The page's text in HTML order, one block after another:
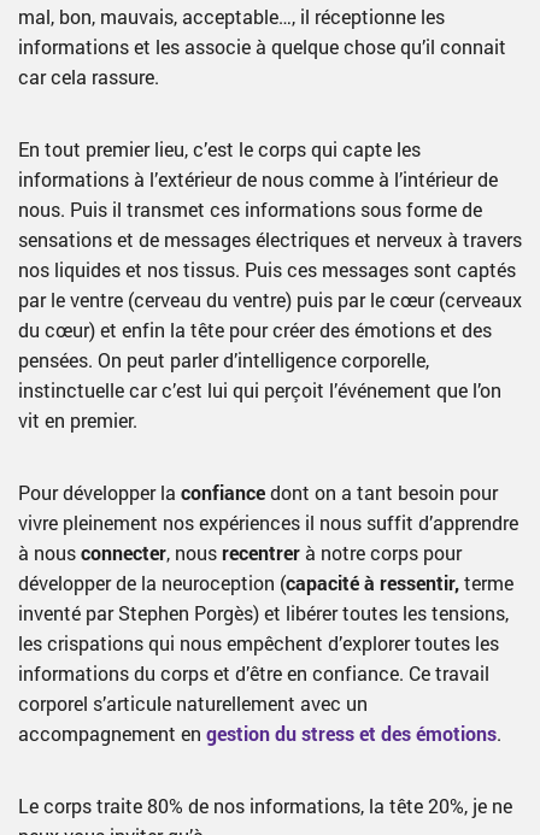
mal, bon, mauvais, acceptable…, il réceptionne les
informations et les associe à quelque chose qu’il connait
car cela rassure.
En tout premier lieu, c’est le corps qui capte les
informations à l’extérieur de nous comme à l’intérieur de
nous. Puis il transmet ces informations sous forme de
sensations et de messages électriques et nerveux à travers
nos liquides et nos tissus. Puis ces messages sont captés
par le ventre (cerveau du ventre) puis par le cœur (cerveaux
du cœur) et enfin la tête pour créer des émotions et des
pensées. On peut parler d’intelligence corporelle,
instinctuelle car c’est lui qui perçoit l’événement que l’on
vit en premier.
Pour développer la confiancedont on a tant besoin pour
vivre pleinement nos expériences il nous suffit d’apprendre
à nousconnecter, nousrecentrerà notre corps pour
développer de la neuroception (capacité à ressentir,terme
inventé par Stephen Porgès) et libérer toutes les tensions,
les crispations qui nous empêchent d’explorer toutes les
informations du corps et d’être en confiance. Ce travail
corporel s’articule naturellement avec un
accompagnement en gestion du stress et des émotions.
Le corps traite 80% de nos informations, la tête 20%, je ne